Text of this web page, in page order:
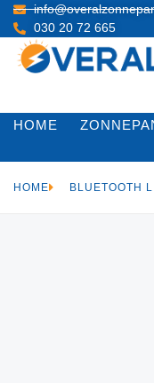
030 20 72 665
HOME
HOME BLUETOOTH